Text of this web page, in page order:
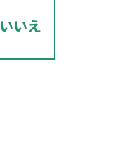
いいえ